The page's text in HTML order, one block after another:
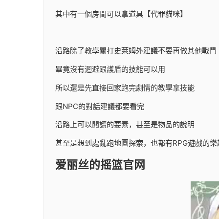
其中有一個房間可以拿道具【代罪貓咪】
沿路除了教學關打史萊姆外建議不要再做其他戰鬥
畢竟沒有迴避跟護盾的技能可以用
所以還是先直接回家跑完劇情的教學拿技能
跟NPC的對話建議都要看完
沿路上可以閱讀的要素，甚至是物品的說明
甚至是想到處亂跑地圖探索，也都有RPG遊戲的樂
爱丽丝的摇篮官网